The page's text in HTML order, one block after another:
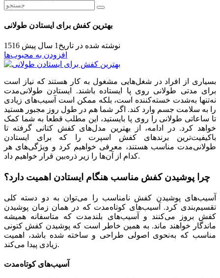
بهترین کفش برای ایستادن طولانی
نوشته شده در تاریخ 1 سال پیش
1516
افزودن به محبوب‌ها
بسیاری از افراد در شغل‌هایی مشغول به کار هستند که نیاز است
برای مدتی طولانی روی پا ایستاده باشند. ایستادن طولانی‌مدت
نه‌تنها به‌شدت خسته‌کننده است، بلکه ممکن است آسیب‌های زیادی
را به سلامت جسم وارد کند. اگر شما هم در طول روز مجبور هستید
تا ساعاتی طولانی را روی پا بایستید، این مطلب قطعا به شما کمک
خواهد کرد. در ادامه، از بهترین مدل‌های کفش کتانی گرفته تا
باکیفیت‌ترین برندهای کفش اسپرت را که برای ایستادن
طولانی‌مدت مناسب هستند، معرفی خواهیم کرد و ویژگی‌های هر
کدام از آن‌ها را زیر ذره‌بین قرار خواهیم داد.
چرا پوشیدن کفش مناسب هنگام ایستادن اهمیت دارد؟
آسیب‌های پوشیدن کفش نامناسب را می‌توان به دو دسته کلی
تقسیم‌بندی کرد. آسیب‌های کوتاه‌مدت که در همان زمان پوشیدن
کفش بروز می‌کنند و آسیب‌های بلندمدت که متاسفانه همیشه
ماندگار خواهند ماند. به همین خاطر است که پوشیدن کفش کتونی
مناسب که به‌نحوی اصولی طراحی و ساخته شده باشد، اهمیت
زیادی پیدا می‌کند.
آسیب‌های کوتاه‌مدت